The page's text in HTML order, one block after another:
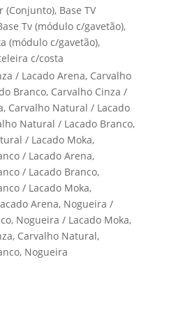
(Conjunto), Base TV
Tv (módulo c/gavetão),
(módulo c/gavetão),
c/costa
/ Lacado Arena, Carvalho
Branco, Carvalho Cinza /
Carvalho Natural / Lacado
Natural / Lacado Branco,
/ Lacado Moka,
/ Lacado Arena,
/ Lacado Branco,
/ Lacado Moka,
Arena, Nogueira /
Nogueira / Lacado Moka,
Carvalho Natural,
Nogueira